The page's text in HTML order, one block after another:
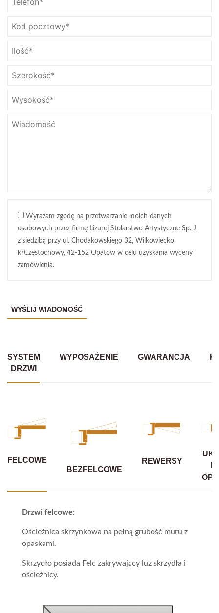
Wyrażam zgodę na przetwarzanie moich danych
osobowych przez firmę Lizurej Stolarstwo Artystyczne Sp. J.
z siedzibą przy ul. Chodakowskiego 32, Wilkowiecko
k/Częstochowy, 42-152 Opatów w celu uzyskania wyceny
zamówienia.
SYSTEM
DRZWI
WYPOSAŻENIE GWARANCJA
FELCOWE
BEZFELCOWE
REWERSY
Drzwi felcowe:
Ościeżnica skrzynkowa na pełną grubość muru z
opaskami.
Skrzydło posiada Felc zakrywający luz skrzydła i
ościeżnicy.